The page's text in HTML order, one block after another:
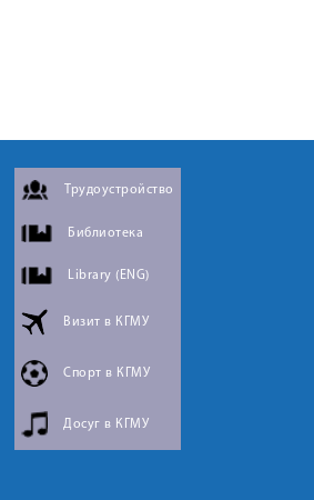
Трудоустройство
Библиотека
Library (ENG)
Визит в КГМУ
Спорт в КГМУ
Досуг в КГМУ